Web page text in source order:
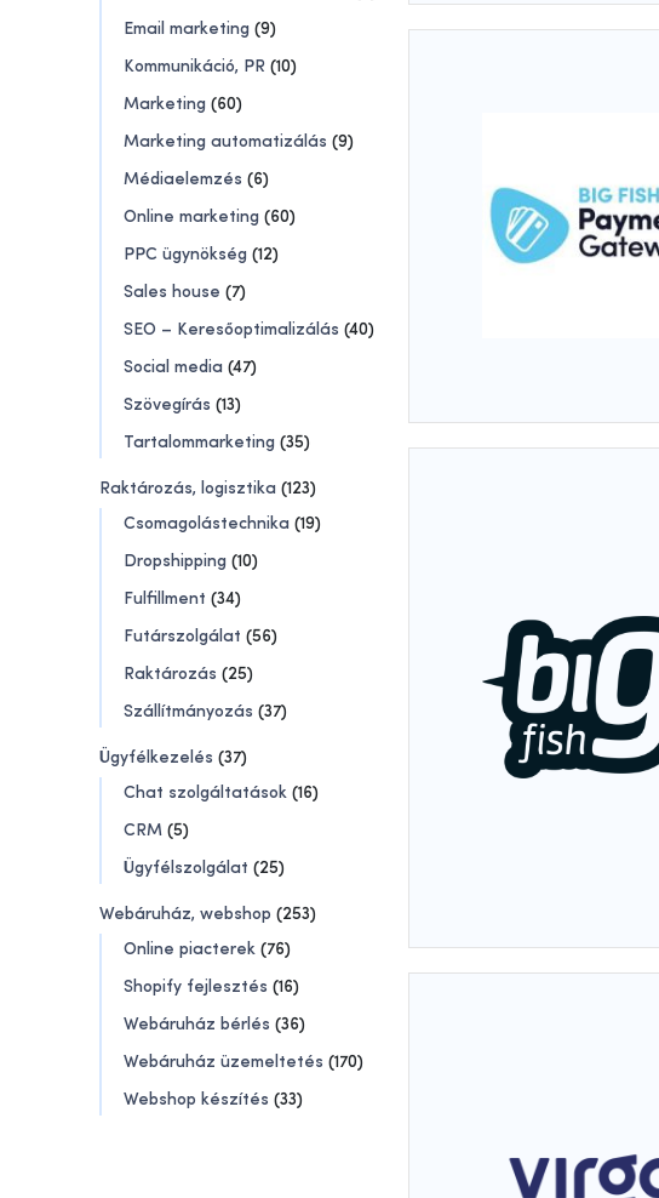
Email marketing (9)
Kommunikáció, PR (10)
Marketing (60)
Marketing automatizálás (9)
Médiaelemzés (6)
Online marketing (60)
PPC ügynökség (12)
Sales house (7)
SEO – Keresőoptimalizálás (40)
Social media (47)
Szövegírás (13)
Tartalommarketing (35)
Raktározás, logisztika (123)
Csomagolástechnika (19)
Dropshipping (10)
Fulfillment (34)
Futárszolgálat (56)
Raktározás (25)
Szállítmányozás (37)
Ügyfélkezelés (37)
Chat szolgáltatások (16)
CRM (5)
Ügyfélszolgálat (25)
Webáruház, webshop (253)
Online piacterek (76)
Shopify fejlesztés (16)
Webáruház bérlés (36)
Webáruház üzemeltetés (170)
Webshop készítés (33)